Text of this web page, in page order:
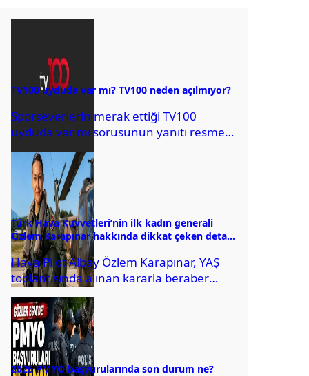
TV100 uyduda var mı? TV100 neden açılmıyor?
Sporseverlerin merak ettiği TV100
uyduda var mı sorusunun yanıtı resmen
açıklandı. Peki, sinyal sorunu yaşayanlar
ne yapacak? İşte...
Türk Hava Kuvvetleri’nin ilk kadın generali
Özlem Karapınar hakkında dikkat çeken detay
ortaya çıktı
Hava Pilot Albay Özlem Karapınar, YAŞ
toplantısında alınan kararla beraber
tuğgeneral rütbesine terfi edilmiş ve
böylece, Türk Hava...
2026 PMYO başvurularında son durum ne?